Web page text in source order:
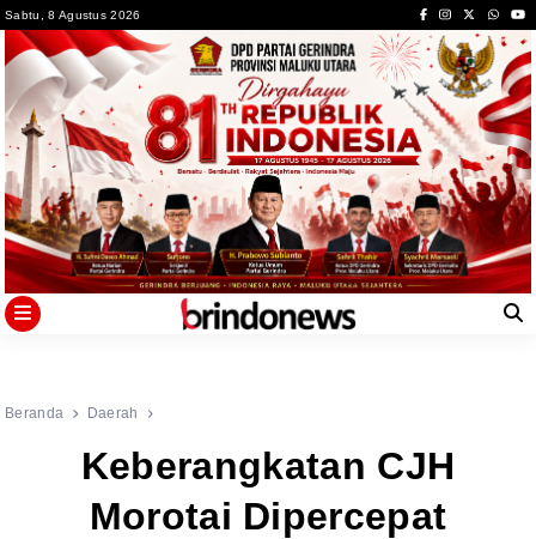
to
content
Sabtu, 8 Agustus 2026
Beranda Daerah
Keberangkatan CJH
Morotai Dipercepat